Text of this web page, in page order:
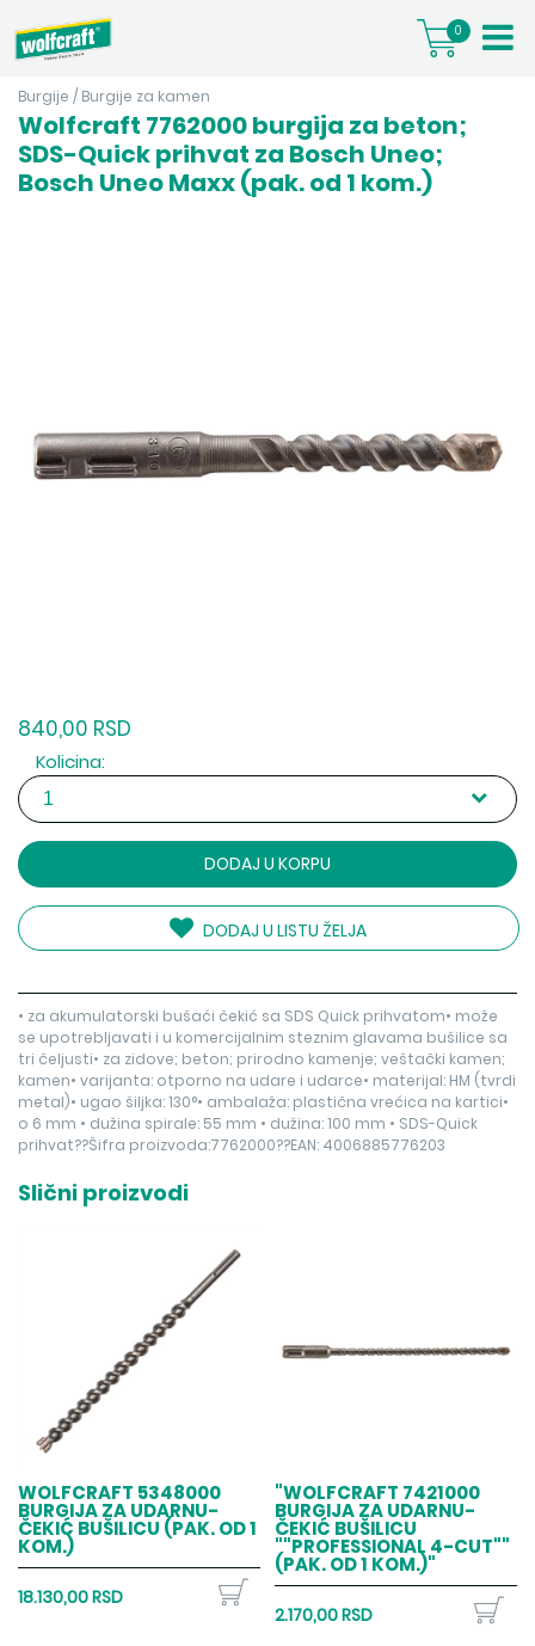
0
Burgije / Burgije za kamen
Wolfcraft 7762000 burgija za beton;
SDS-Quick prihvat za Bosch Uneo;
Bosch Uneo Maxx (pak. od 1 kom.)
840,00 RSD
Kolicina:
DODAJ U KORPU
DODAJ U LISTU ŽELJA
• za akumulatorski bušaći čekić sa SDS Quick prihvatom• može
se upotrebljavati i u komercijalnim steznim glavama bušilice sa
tri čeljusti• za zidove; beton; prirodno kamenje; veštački kamen;
kamen• varijanta: otporno na udare i udarce• materijal: HM (tvrdi
metal)• ugao šiljka: 130°• ambalaža: plastična vrećica na kartici•
o 6 mm • dužina spirale: 55 mm • dužina: 100 mm • SDS-Quick
prihvat??Šifra proizvoda:7762000??EAN: 4006885776203
Slični proizvodi
WOLFCRAFT 5348000
BURGIJA ZA UDARNU-
ČEKIĆ BUŠILICU (PAK. OD 1
KOM.)
18.130,00 RSD
"WOLFCRAFT 7421000
BURGIJA ZA UDARNU-
ČEKIĆ BUŠILICU
""PROFESSIONAL 4-CUT""
(PAK. OD 1 KOM.)"
2.170,00 RSD